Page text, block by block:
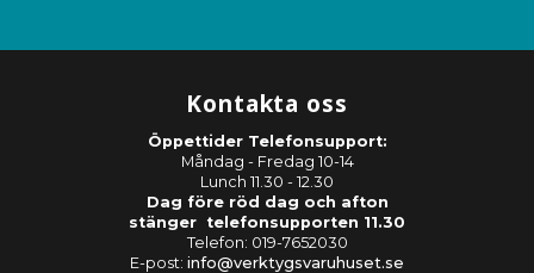
Kontakta oss
Öppettider Telefonsupport:
Måndag - Fredag 10-14
Lunch 11.30 - 12.30
Dag före röd dag och afton
stänger telefonsupporten 11.30
Telefon: 019-7652030
E-post: info@verktygsvaruhuset.se